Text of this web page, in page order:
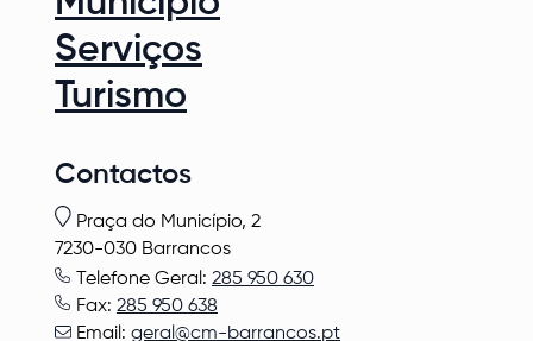
Serviços
Turismo
Contactos
Praça do Município, 2
7230-030 Barrancos
Telefone Geral: 285 950 630
Fax: 285 950 638
Email: geral@cm-barrancos.pt